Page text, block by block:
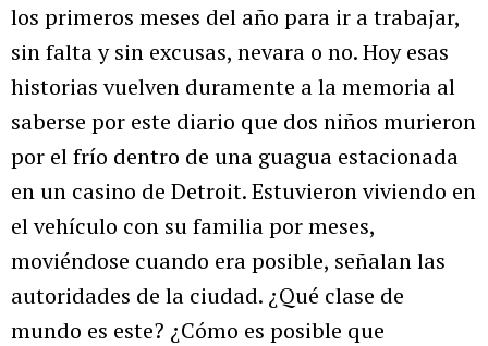
los primeros meses del año para ir a trabajar,
sin falta y sin excusas, nevara o no. Hoy esas
historias vuelven duramente a la memoria al
saberse por este diario que dos niños murieron
por el frío dentro de una guagua estacionada
en un casino de Detroit. Estuvieron viviendo en
el vehículo con su familia por meses,
moviéndose cuando era posible, señalan las
autoridades de la ciudad. ¿Qué clase de
mundo es este? ¿Cómo es posible que